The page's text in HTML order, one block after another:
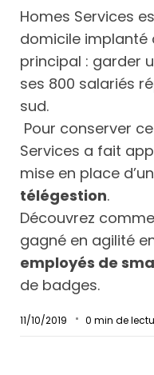
Homes Services
domicile implanté
principal : garder
ses 800 salariés
sud.
Pour conserver
Services a fait
mise en place
télégestion.
Découvrez
gagné en agilité
employés de
de badges.
11/10/2019 0 min de